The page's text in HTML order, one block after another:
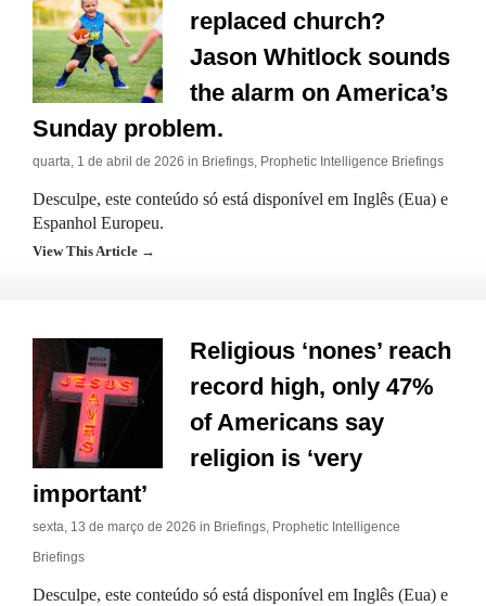
replaced church?
Jason Whitlock sounds
the alarm on America’s
Sunday problem.
quarta, 1 de abril de 2026 in Briefings, Prophetic Intelligence Briefings
Desculpe, este conteúdo só está disponível em Inglês (Eua) e
Espanhol Europeu.
View This Article →
Religious ‘nones’ reach
record high, only 47%
of Americans say
religion is ‘very
important’
sexta, 13 de março de 2026 in Briefings, Prophetic Intelligence
Briefings
Desculpe, este conteúdo só está disponível em Inglês (Eua) e